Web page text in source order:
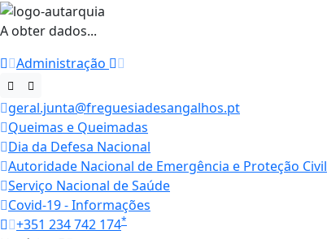
A obter dados...
Administração
geral.junta@freguesiadesangalhos.pt
Queimas e Queimadas
Dia da Defesa Nacional
Autoridade Nacional de Emergência e Proteção Civil
Serviço Nacional de Saúde
Covid-19 - Informações
+351 234 742 174*